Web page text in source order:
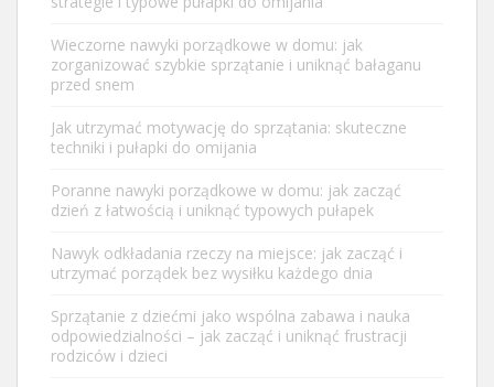
Wieczorne nawyki porządkowe w domu: jak
zorganizować szybkie sprzątanie i uniknąć bałaganu
przed snem
Jak utrzymać motywację do sprzątania: skuteczne
techniki i pułapki do omijania
Poranne nawyki porządkowe w domu: jak zacząć
dzień z łatwością i uniknąć typowych pułapek
Nawyk odkładania rzeczy na miejsce: jak zacząć i
utrzymać porządek bez wysiłku każdego dnia
Sprzątanie z dziećmi jako wspólna zabawa i nauka
odpowiedzialności – jak zacząć i uniknąć frustracji
rodziców i dzieci